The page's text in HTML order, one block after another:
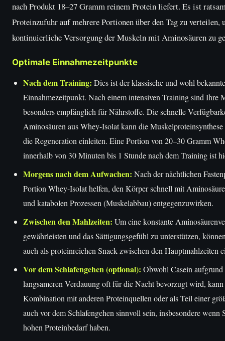
nach Produkt 18–27 Gramm reinem Protein liefert. Es ist
Proteinzufuhr auf mehrere Portionen über den Tag zu verteilen,
kontinuierliche Versorgung der Muskeln mit Aminosäuren zu
Optimale Einnahmezeitpunkte
Nach dem Training: Dies ist der klassische und wohl
Einnahmezeitpunkt. Nach einem intensiven Training sind Ihre
besonders empfänglich für Nährstoffe. Die schnelle
Aminosäuren aus Whey-Isolat kann die
die Regeneration einleiten. Eine Portion von 20–30 Gramm
innerhalb von 30 Minuten bis 1 Stunde nach dem Training ist
Morgens nach dem Aufwachen: Nach der nächtlichen
Portion Whey-Isolat helfen, den Körper schnell mit
und katabolen Prozessen (Muskelabbau) entgegenzuwirken.
Zwischen den Mahlzeiten: Um eine konstante
gewährleisten und das Sättigungsgefühl zu unterstützen,
auch als proteinreichen Snack zwischen den Hauptmahlzeiten
Vor dem Schlafengehen (optional): Obwohl Casein aufgrund
langsameren Verdauung oft für die Nacht bevorzugt wird,
Kombination mit anderen Proteinquellen oder als Teil einer
auch vor dem Schlafengehen sinnvoll sein, insbesondere wenn
hohen Proteinbedarf haben.